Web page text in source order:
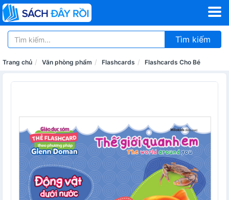
Tìm kiếm
Trang chủ Văn phòng phẩm Flashcards Flashcards Cho Bé